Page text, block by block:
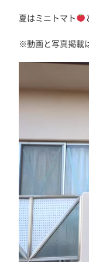
夏はミニトマト
※動画と写真掲載
プ
レ
ヤ
ー